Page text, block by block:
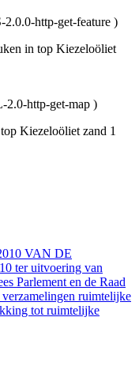
http-get-feature )
in top Kiezeloöliet
http-get-map )
Kiezeloöliet zand 1
VAN DE
ter uitvoering van
Parlement en de Raad
ruimtelijke
tot ruimtelijke